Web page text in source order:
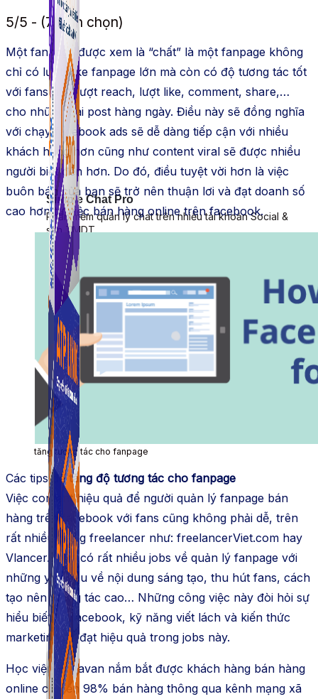
Simple Chat Pro
Phần mềm quản lý chat trên nhiều tài khoản Social &
sàn TMDT.
Simple Chat Pro
Phần mềm quản lý chat trên nhiều tài khoản Social &
sàn TMDT.
5/5 - (7 bình chọn)
Một fanpage được xem là “chất” là một fanpage không
chỉ có lượt Like fanpage lớn mà còn có độ tương tác tốt
với fans như lượt reach, lượt like, comment, share,…
cho những bài post hàng ngày. Điều này sẽ đồng nghĩa
với chạy facebook ads sẽ dễ dàng tiếp cận với nhiều
khách hàng hơn cũng như content viral sẽ được nhiều
người biết đến hơn. Do đó, điều tuyệt vời hơn là việc
buôn bán của bạn sẽ trở nên thuận lơi và đạt doanh số
cao hơn từ việc bán hàng online trên facebook.
tăng tương tác cho fanpage
Các tips đểtăng độ tương tác cho fanpage
Việc content hiệu quả để người quản lý fanpage bán
hàng trên facebook với fans cũng không phải dễ, trên
rất nhiều trang freelancer như: freelancerViet.com hay
Vlancer.vn,… có rất nhiều jobs về quản lý fanpage với
những yêu cầu về nội dung sáng tạo, thu hút fans, cách
tạo nên tương tác cao… Những công việc này đòi hỏi sự
hiểu biết về facebook, kỹ năng viết lách và kiến thức
marketing để đạt hiệu quả trong jobs này.
Học viện Haravan nắm bắt được khách hàng bán hàng
online có đến 98% bán hàng thông qua kênh mạng xã